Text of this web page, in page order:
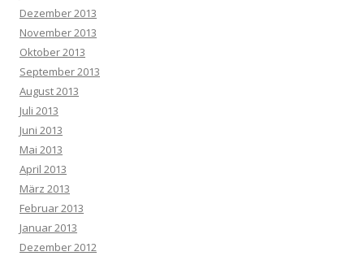
Dezember 2013
November 2013
Oktober 2013
September 2013
August 2013
Juli 2013
Juni 2013
Mai 2013
April 2013
März 2013
Februar 2013
Januar 2013
Dezember 2012